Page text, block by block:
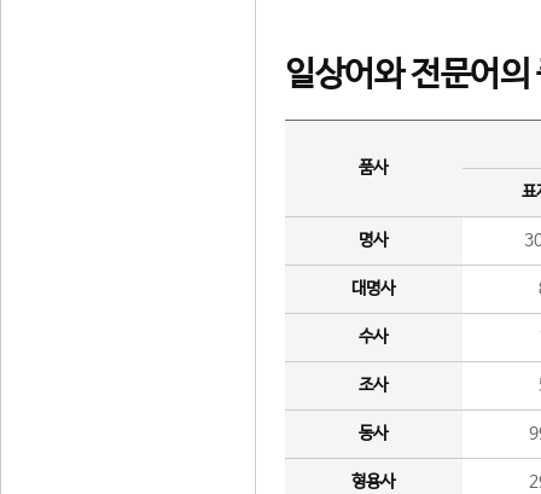
일상어와 전문어의
품사
표
명사
대명사
수사
조사
동사
형용사